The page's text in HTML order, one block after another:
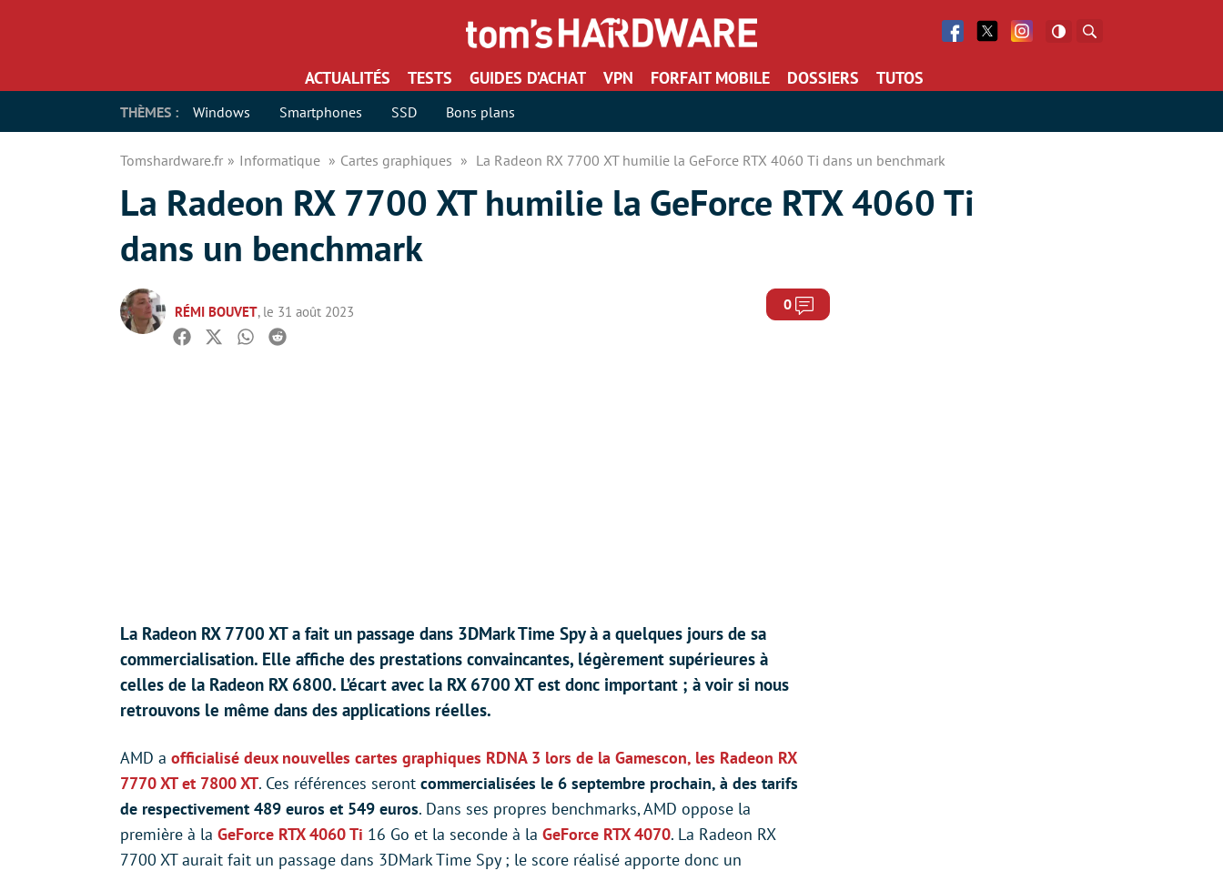
Facebook
Twitter Facebook
ACTUALITÉS TESTS GUIDES D’ACHAT VPN FORFAIT MOBILE DOSSIERS TUTOS
THÈMES : Windows Smartphones SSD Bons plans
Tomshardware.fr Informatique Cartes graphiques La Radeon RX 7700 XT humilie la GeForce RTX 4060 Ti dans un benchmark
La Radeon RX 7700 XT humilie la GeForce RTX 4060 Ti
dans un benchmark
RÉMI BOUVET, le 31 août 2023 0 Commentaires
Facebook
TwitterWhatsapp
Reddit
La Radeon RX 7700 XT a fait un passage dans 3DMark Time Spy à a quelques jours de sa
commercialisation. Elle affiche des prestations convaincantes, légèrement supérieures à
celles de la Radeon RX 6800. L’écart avec la RX 6700 XT est donc important ; à voir si nous
retrouvons le même dans des applications réelles.
AMD a officialisé deux nouvelles cartes graphiques RDNA 3 lors de la Gamescon, les Radeon RX
7770 XT et 7800 XT. Ces références seront commercialisées le 6 septembre prochain, à des tarifs
de respectivement 489 euros et 549 euros. Dans ses propres benchmarks, AMD oppose la
première à la GeForce RTX 4060 Ti 16 Go et la seconde à la GeForce RTX 4070. La Radeon RX
7700 XT aurait fait un passage dans 3DMark Time Spy ; le score réalisé apporte donc un